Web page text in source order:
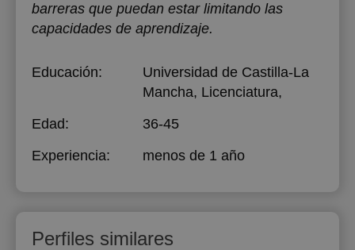
barreras que puedan estar limitando las
capacidades de aprendizaje.
Educación:
Universidad de Castilla-La
Mancha, Licenciatura,
Edad:
36-45
Experiencia:
menos de 1 año
Perfiles similares